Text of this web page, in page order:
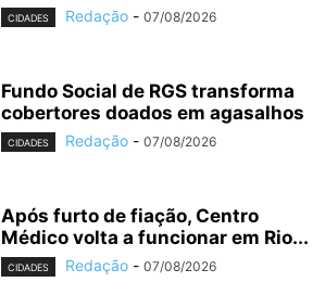
CIDADES Redação - 07/08/2026
Fundo Social de RGS transforma
cobertores doados em agasalhos
CIDADES Redação - 07/08/2026
Após furto de fiação, Centro
Médico volta a funcionar em Rio...
CIDADES Redação - 07/08/2026